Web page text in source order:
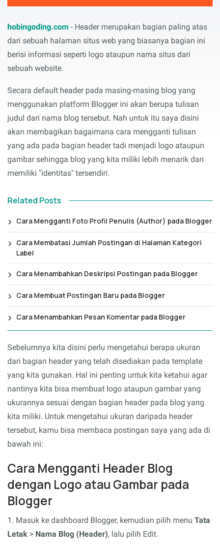
hobingoding.com - Header merupakan bagian paling atas
dari sebuah halaman situs web yang biasanya bagian ini
berisi informasi seperti logo ataupun nama situs dari
sebuah website.
Secara default header pada masing-masing blog yang
menggunakan platform Blogger ini akan berupa tulisan
judul dari nama blog tersebut. Nah untuk itu saya disini
akan membagikan bagaimana cara mengganti tulisan
yang ada pada bagian header tadi menjadi logo ataupun
gambar sehingga blog yang kita miliki lebih menarik dan
memiliki "identitas" tersendiri.
Related Posts
Cara Mengganti Foto Profil Penulis (Author) pada Blogger
Cara Membatasi Jumlah Postingan di Halaman Kategori
Label
Cara Menambahkan Deskripsi Postingan pada Blogger
Cara Membuat Postingan Baru pada Blogger
Cara Menambahkan Pesan Komentar pada Blogger
Sebelumnya kita disini perlu mengetahui berapa ukuran
dari bagian header yang telah disediakan pada template
yang kita gunakan. Hal ini penting untuk kita ketahui agar
nantinya kita bisa membuat logo ataupun gambar yang
ukurannya sesuai dengan bagian header pada blog yang
kita miliki. Untuk mengetahui ukuran daripada header
tersebut, kamu bisa membaca postingan saya yang ada di
bawah ini:
Cara Mengganti Header Blog
dengan Logo atau Gambar pada
Blogger
1. Masuk ke dashboard Blogger, kemudian pilih menu Tata
Letak > Nama Blog (Header), lalu pilih Edit.